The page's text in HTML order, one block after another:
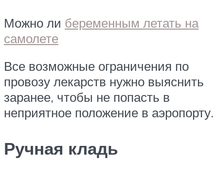
Можно ли беременным летать на
самолете
Все возможные ограничения по
провозу лекарств нужно выяснить
заранее, чтобы не попасть в
неприятное положение в аэропорту.
Ручная кладь